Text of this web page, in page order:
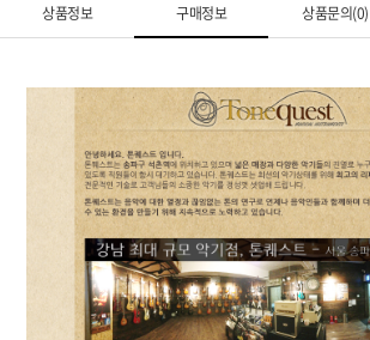
상품정보 구매정보 상품문의(0)